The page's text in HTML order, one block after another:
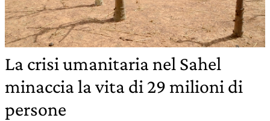
La crisi umanitaria nel Sahel
minaccia la vita di 29 milioni di
persone